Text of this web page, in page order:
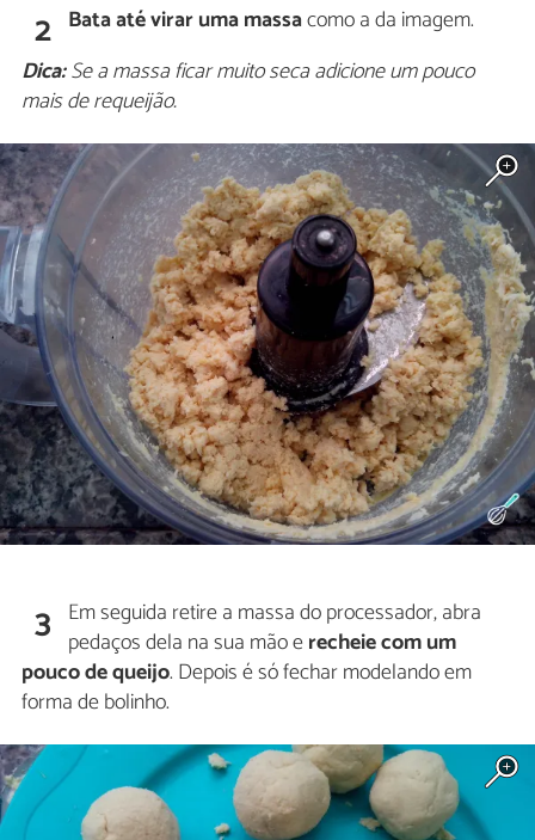
2 Bata até virar uma massacomo a da imagem.
Dica:Se a massa ficar muito seca adicione um pouco
mais de requeijão.
3 Em seguida retire a massa do processador, abra
pedaços dela na sua mão erecheie com um
pouco de queijo. Depois é só fechar modelando em
forma de bolinho.